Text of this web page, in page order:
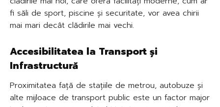
fi săli de sport, piscine și securitate, vor avea chirii
mai mari decât clădirile mai vechi.
Accesibilitatea la Transport și
Infrastructură
Proximitatea față de stațiile de metrou, autobuze și
alte mijloace de transport public este un factor major